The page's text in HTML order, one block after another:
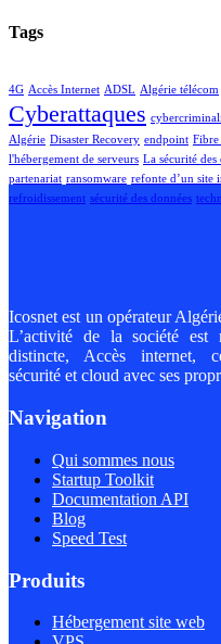
Tags
4G Accès Internet ADSL Algérie télécom
Cyberattaques
Algérie Disaster Recovery endpoint
l'hébergement de serveurs La sécurité des
partenariat ransomware refonte d’un site
refroidissement sécurité des données
Icosnet est un opérateur
L’activité de la société
distincte, Accès internet,
sécurité et cloud avec ses
Navigation
Qui sommes nous
Startup Toolkit
Documentation API
Blog
Speed Test
Produits
Hébergement site web